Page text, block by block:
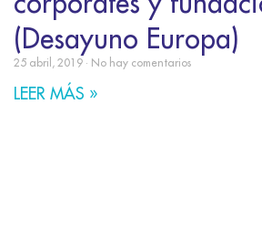
(Desayuno Europa)
25 abril, 2019 No hay comentarios
LEER MÁS »